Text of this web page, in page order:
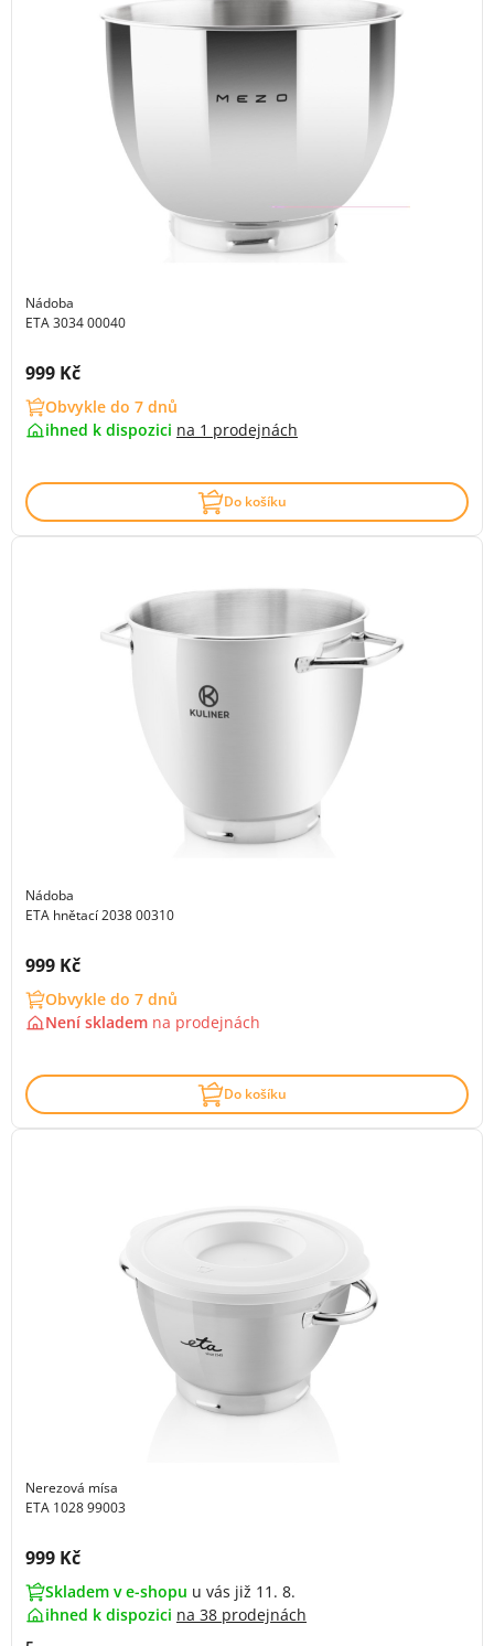
Nádoba
ETA 3034 00040
Cena s DPH:
999 Kč
Obvykle do 7 dnů
ihned k dispozici na 1 prodejnách
Do košíku
Nádoba
ETA hnětací 2038 00310
Cena s DPH:
999 Kč
Obvykle do 7 dnů
Není skladem na prodejnách
Do košíku
Nerezová mísa
ETA 1028 99003
Cena s DPH:
999 Kč
Skladem v e-shopu u vás již 11. 8.
ihned k dispozici na 38 prodejnách